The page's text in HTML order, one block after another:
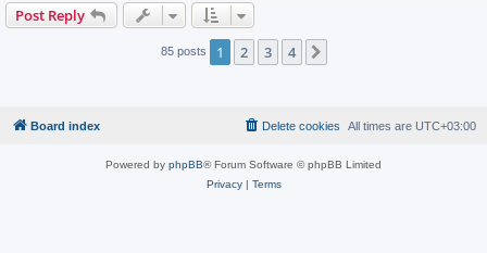
Post Reply
85 posts 1 2 3 4
Board index All times are UTC+03:00
Delete cookies
Powered by phpBB® Forum Software © phpBB Limited
Privacy| Terms